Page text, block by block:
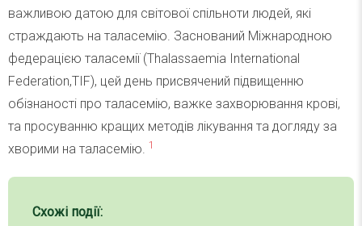
важливою датою для світової спільноти людей, які
страждають на таласемію. Заснований Міжнародною
федерацією таласемії (Thalassaemia International
Federation,TIF), цей день присвячений підвищенню
обізнаності про таласемію, важке захворювання крові,
та просуванню кращих методів лікування та догляду за
хворими на таласемію. 1
Схожі події: